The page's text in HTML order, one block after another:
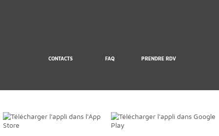
CONTACTS FAQ PRENDRE RDV